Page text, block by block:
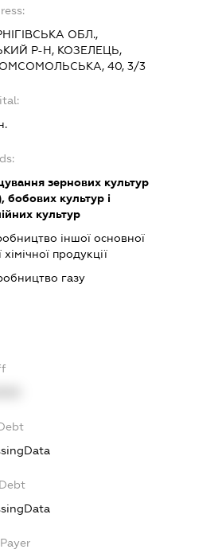
ОБЛ.,
Р-Н, КОЗЕЛЕЦЬ,
40, 3/3
зернових культур
бобових культур і
культур
іншої основної
хімічної продукції
газу